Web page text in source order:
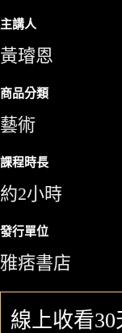
主講人
黃璿恩
商品分類
藝術
課程時長
約2小時
發行單位
雅痞書店
線上收看30